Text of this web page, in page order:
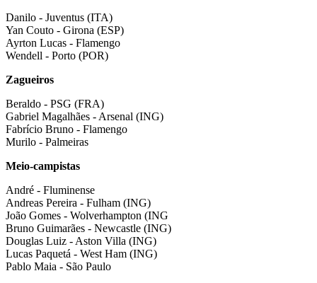
Danilo - Juventus (ITA)
Yan Couto - Girona (ESP)
Ayrton Lucas - Flamengo
Wendell - Porto (POR)
Zagueiros
Beraldo - PSG (FRA)
Gabriel Magalhães - Arsenal (ING)
Fabrício Bruno - Flamengo
Murilo - Palmeiras
Meio-campistas
André - Fluminense
Andreas Pereira - Fulham (ING)
João Gomes - Wolverhampton (ING
Bruno Guimarães - Newcastle (ING)
Douglas Luiz - Aston Villa (ING)
Lucas Paquetá - West Ham (ING)
Pablo Maia - São Paulo